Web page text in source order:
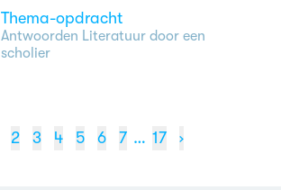
Thema-opdracht
Antwoorden Literatuur door een
scholier
2 3 4 5 6 7 … 17 ›